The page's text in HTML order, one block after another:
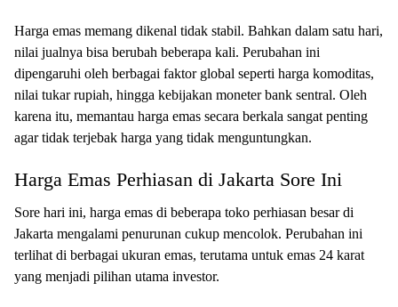
Harga emas memang dikenal tidak stabil. Bahkan dalam satu hari,
nilai jualnya bisa berubah beberapa kali. Perubahan ini
dipengaruhi oleh berbagai faktor global seperti harga komoditas,
nilai tukar rupiah, hingga kebijakan moneter bank sentral. Oleh
karena itu, memantau harga emas secara berkala sangat penting
agar tidak terjebak harga yang tidak menguntungkan.
Harga Emas Perhiasan di Jakarta Sore Ini
Sore hari ini, harga emas di beberapa toko perhiasan besar di
Jakarta mengalami penurunan cukup mencolok. Perubahan ini
terlihat di berbagai ukuran emas, terutama untuk emas 24 karat
yang menjadi pilihan utama investor.